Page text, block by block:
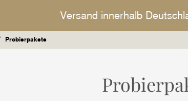
Versand innerhalb
Probierpakete